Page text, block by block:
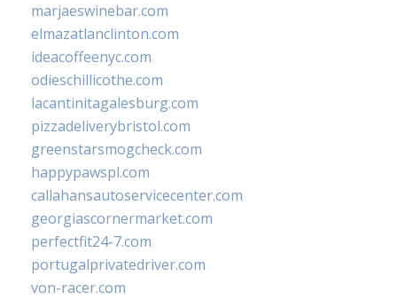
marjaeswinebar.com
elmazatlanclinton.com
ideacoffeenyc.com
odieschillicothe.com
lacantinitagalesburg.com
pizzadeliverybristol.com
greenstarsmogcheck.com
happypawspl.com
callahansautoservicecenter.com
georgiascornermarket.com
perfectfit24-7.com
portugalprivatedriver.com
von-racer.com